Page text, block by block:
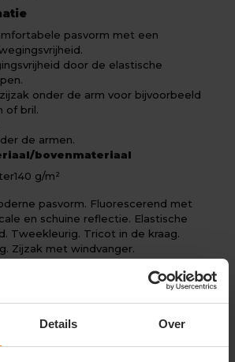
Details Over
pasvorm met een
door de elastische
onder de arm voor bijvoorbeeld
of bril.
de armen.
bovenmateriaal
140 g/m²
pasvorm. Fluorescerend met
en schuine reflectie. Elastische
Tweekleurig. Tricot in de kraag.
Zijzak met windvanger.
met ventilatie onder de armen.
van productveranderingen.